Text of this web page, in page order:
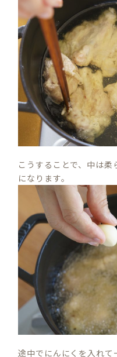
こうすることで、中は
になります。
途中でにんにくを入れて